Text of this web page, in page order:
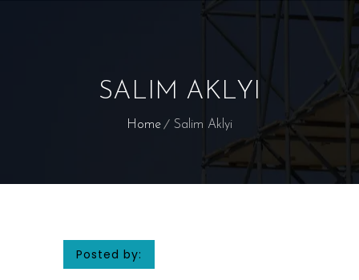
SALIM AKLYI
Home Salim Aklyi
Posted by: